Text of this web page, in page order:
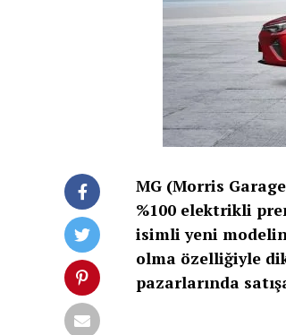
MG (Morris
%100 elektrikli
isimli yeni
olma özelliğiyle
pazarlarında